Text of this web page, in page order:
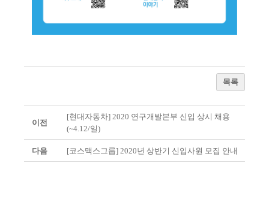
목록
이전
[현대자동차] 2020 연구개발본부 신입 상시 채용
(~4.12/일)
다음 [코스맥스그룹] 2020년 상반기 신입사원 모집 안내